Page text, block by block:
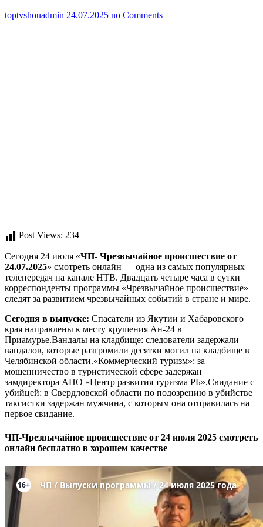
toptvshouadmin 24.07.2025 no Comments
Post Views: 234
Сегодня 24 июля «ЧП- Чрезвычайное происшествие от
24.07.2025» смотреть онлайн — одна из самых популярных
телепередач на канале НТВ. Двадцать четыре часа в сутки
корреспонденты программы «Чрезвычайное происшествие»
следят за развитием чрезвычайных событий в стране и мире.
Сегодня в выпуске: Спасатели из Якутии и Хабаровского
края направлены к месту крушения Ан-24 в
Приамурье.Вандалы на кладбище: следователи задержали
вандалов, которые разгромили десятки могил на кладбище в
Челябинской области.«Коммерческий туризм»: за
мошенничество в туристической сфере задержан
замдиректора АНО «Центр развития туризма РБ».Свидание с
убийцей: в Свердловской области по подозрению в убийстве
таксистки задержан мужчина, с которым она отправилась на
первое свидание.
ЧП-Чрезвычайное происшествие от 24 июля 2025 смотреть
онлайн бесплатно в хорошем качестве